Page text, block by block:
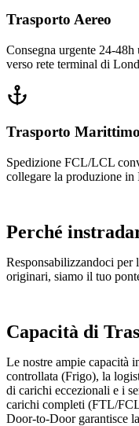
Trasporto Aereo
Consegna urgente 24-
verso rete terminal di
Trasporto Marittimo
Spedizione FCL/LCL
collegare la produzione in
Perché
Responsabilizzandoci per
originari, siamo il tuo
Capacità di
Le nostre ampie capacità
controllata (Frigo), la
di carichi eccezionali e i
carichi completi (FTL/
Door-to-Door garantisce